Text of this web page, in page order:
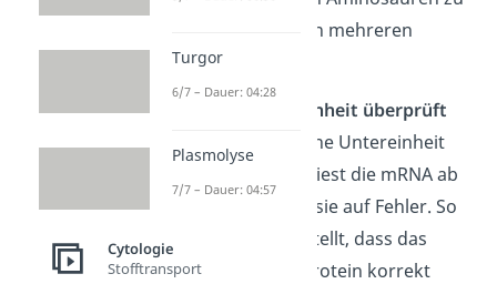
Proteinen erfolgt in mehreren
Schritten:
ereinheit überprüft
: Die kleine Untereinheit
des Ribosoms liest die mRNA ab
und überprüft sie auf Fehler. So
wird sichergestellt, dass das
entstehende Protein korrekt
Turgor
6/7 – Dauer: 04:28
Plasmolyse
7/7 – Dauer: 04:57
Cytologie
Stofftransport